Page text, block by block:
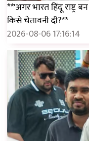
**'अगर भारत हिंदू राष्ट्र
किसे चेतावनी दी?**
2026-08-06 17:16:14